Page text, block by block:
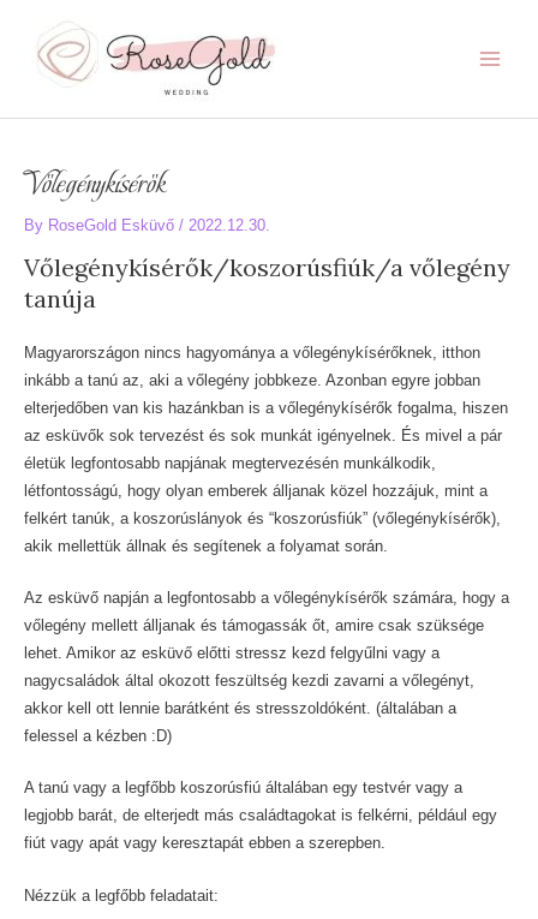
content
Menu
Vőlegénykísérők
By RoseGold Esküvő / 2022.12.30.
Vőlegénykísérők/koszorúsfiúk/a vőlegény
tanúja
Magyarországon nincs hagyománya a vőlegénykísérőknek, itthon
inkább a tanú az, aki a vőlegény jobbkeze. Azonban egyre jobban
elterjedőben van kis hazánkban is a vőlegénykísérők fogalma, hiszen
az esküvők sok tervezést és sok munkát igényelnek. És mivel a pár
életük legfontosabb napjának megtervezésén munkálkodik,
létfontosságú, hogy olyan emberek álljanak közel hozzájuk, mint a
felkért tanúk, a koszorúslányok és “koszorúsfiúk” (vőlegénykísérők),
akik mellettük állnak és segítenek a folyamat során.
Az esküvő napján a legfontosabb a vőlegénykísérők számára, hogy a
vőlegény mellett álljanak és támogassák őt, amire csak szüksége
lehet. Amikor az esküvő előtti stressz kezd felgyűlni vagy a
nagycsaládok által okozott feszültség kezdi zavarni a vőlegényt,
akkor kell ott lennie barátként és stresszoldóként. (általában a
felessel a kézben :D)
A tanú vagy a legfőbb koszorúsfiú általában egy testvér vagy a
legjobb barát, de elterjedt más családtagokat is felkérni, például egy
fiút vagy apát vagy keresztapát ebben a szerepben.
Nézzük a legfőbb feladatait: